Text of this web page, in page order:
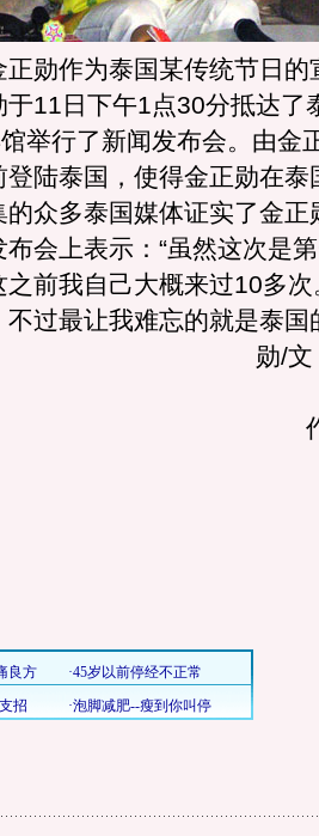
作为泰国某传统节日的
于11日下午1点30分抵达了
举行了新闻发布会。由金
登陆泰国，使得金正勋在
众多泰国媒体证实了金正
会上表示：“虽然这次是
前我自己大概来过10多
不过最让我难忘的就是泰国
勋/文
作